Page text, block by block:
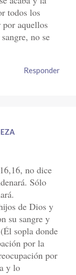
todos los
aquellos
no se
Responder
no dice
Sólo
de Dios y
su sangre y
sopla donde
por la
por
y lo